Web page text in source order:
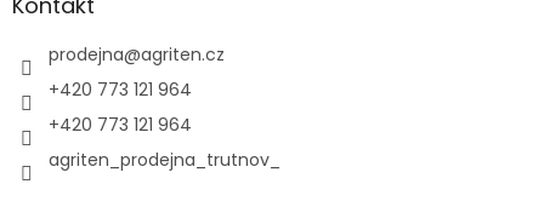
prodejna@agriten.cz
+420 773 121 964
+420 773 121 964
agriten_prodejna_trutnov_